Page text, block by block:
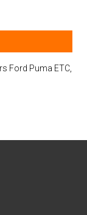
Ford Puma ETC,